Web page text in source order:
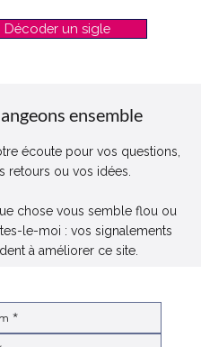
Décoder un sigle
ensemble
écoute pour vos questions,
retours ou vos idées.
chose vous semble flou ou
le-moi : vos signalements
à améliorer ce site.